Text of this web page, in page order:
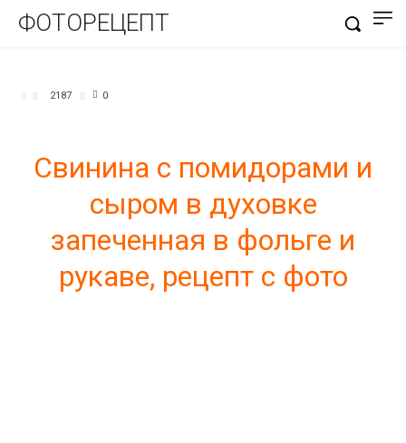
ФОТОРЕЦЕПТ
2187 0
Свинина с помидорами и
сыром в духовке
запеченная в фольге и
рукаве, рецепт с фото